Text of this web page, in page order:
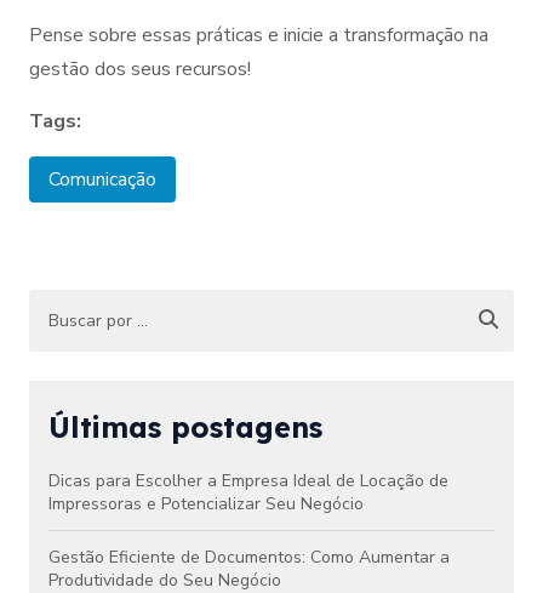
Pense sobre essas práticas e inicie a transformação na
gestão dos seus recursos!
Tags:
Comunicação
Últimas postagens
Dicas para Escolher a Empresa Ideal de Locação de
Impressoras e Potencializar Seu Negócio
Gestão Eficiente de Documentos: Como Aumentar a
Produtividade do Seu Negócio